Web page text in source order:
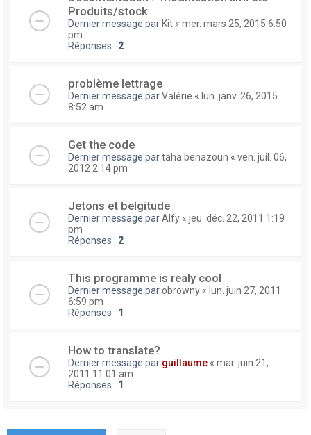
Produits/stock
Dernier message parKit « mer. mars 25, 2015 6:50
pm
Réponses : 2
problème lettrage
Dernier message parValérie « lun. janv. 26, 2015
8:52 am
Get the code
Dernier message partaha benazoun « ven. juil. 06,
2012 2:14 pm
Jetons et belgitude
Dernier message parAlfy « jeu. déc. 22, 2011 1:19
pm
Réponses : 2
This programme is realy cool
Dernier message parobrowny « lun. juin 27, 2011
6:59 pm
Réponses : 1
How to translate?
Dernier message par guillaume « mar. juin 21,
2011 11:01 am
Réponses : 1